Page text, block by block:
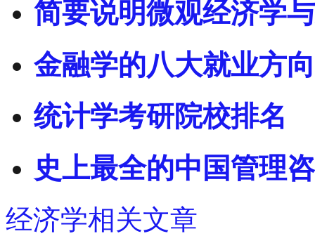
简要说明微观经济学
金融学的八大就业方
统计学考研院校排名
史上最全的中国管理
经济学相关文章